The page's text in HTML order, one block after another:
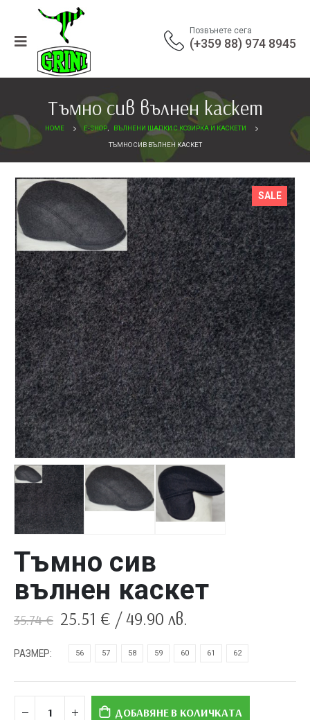
Позвънете сега
(+359 88) 974 8945
Тъмно сив вълнен каскет
HOME E-SHOP, ВЪЛНЕНИ ШАПКИ С КОЗИРКА И КАСКЕТИ
ТЪМНО СИВ ВЪЛНЕН КАСКЕТ
SALE
Тъмно сив
вълнен каскет
35.74€ Original
was:
25.51 € Текущата
цена
/ 49.90 лв.
РАЗМЕР 56 57 58 59 60 61 62
ДОБАВЯНЕ В КОЛИЧКАТА